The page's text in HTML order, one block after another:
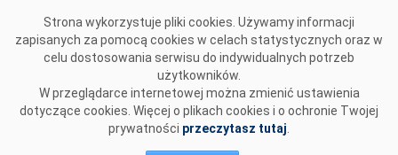
Strona wykorzystuje pliki cookies. Używamy informacji
zapisanych za pomocą cookies w celach statystycznych oraz w
celu dostosowania serwisu do indywidualnych potrzeb
użytkowników.
W przeglądarce internetowej można zmienić ustawienia
dotyczące cookies. Więcej o plikach cookies i o ochronie Twojej
prywatności przeczytasz tutaj